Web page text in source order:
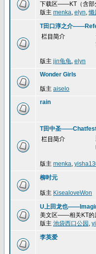
下载区——KT（含部
版主 menka, elyn,懒
T田口淳之介
栏目简介
版主 jin龟龟, elyn
Wonder Girls
版主 aiselo
rain
T田中圣
栏目简介
版主 menka,
柳时元
版主 KisealoveWon
U上田龙也
美文区——相关KT的
版主 池袋西口公园 ,
李英爱